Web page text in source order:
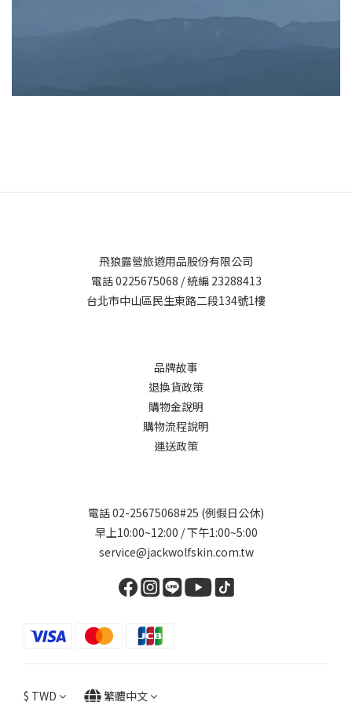
飛狼露營旅遊用品股份有限公司
電話 0225675068 / 統編 23288413
台北市中山區民生東路二段134號1樓
品牌故事
退換貨政策
購物金說明
購物流程說明
運送政策
電話 02-25675068#25 (例假日公休)
早上10:00~12:00 / 下午1:00~5:00
service@jackwolfskin.com.tw
$ TWD 繁體中文